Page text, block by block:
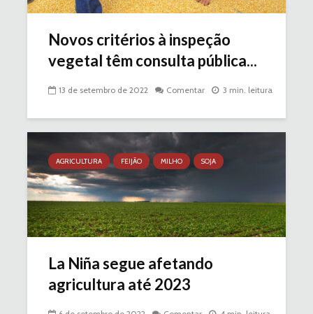
Novos critérios à inspeção
vegetal têm consulta pública...
13 de setembro de 2022 Comentar 3 min. leitura
AGRICULTURA FEIJÃO MILHO SOJA
La Niña segue afetando
agricultura até 2023